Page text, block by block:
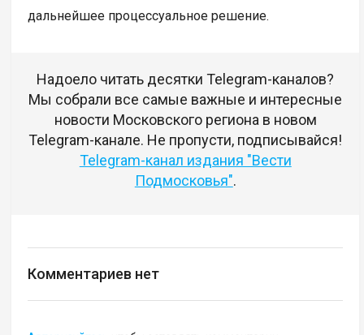
дальнейшее процессуальное решение.
Надоело читать десятки Telegram-каналов?
Мы собрали все самые важные и интересные
новости Московского региона в новом
Telegram-канале. Не пропусти, подписывайся!
Telegram-канал издания "Вести
Подмосковья".
Комментариев нет